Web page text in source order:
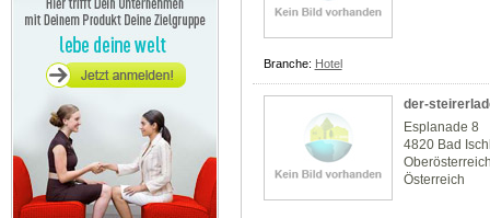
Branche: Hotel
der-
Esplanade 8
4820 Bad
Österreich